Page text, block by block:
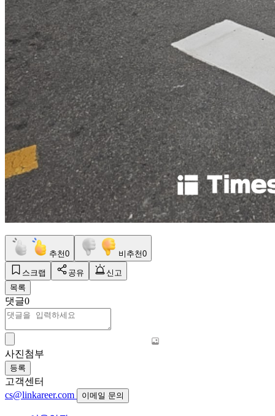
추천0 비추천0
스크랩 공유
신고
목록
댓글0
사진첨부
등록
고객센터
cs@linkareer.com
이메일 문의